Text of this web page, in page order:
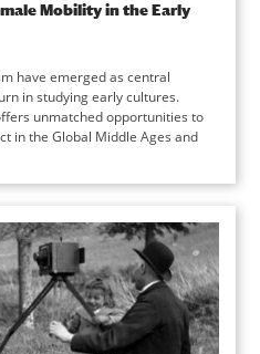
Mobility in the Early
have emerged as central
in studying early cultures.
unmatched opportunities to
in the Global Middle Ages and